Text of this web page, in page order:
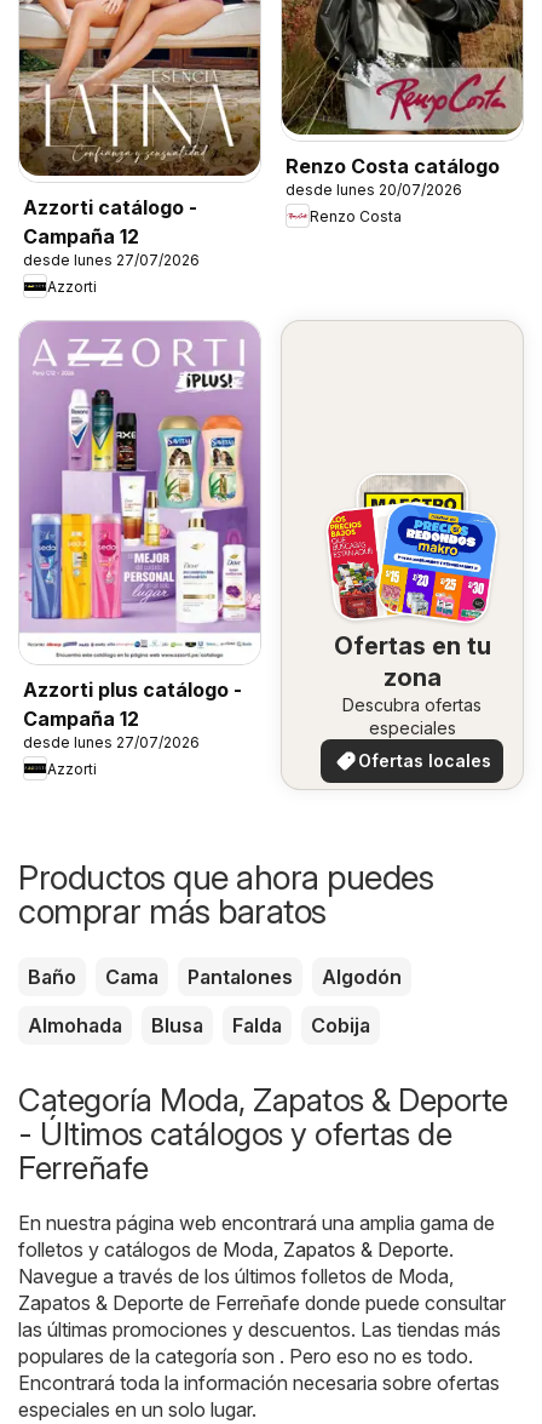
Azzorti catálogo -
Campaña 12
desde lunes 27/07/2026
Azzorti
Renzo Costa catálogo
desde lunes 20/07/2026
Renzo Costa
Azzorti plus catálogo -
Campaña 12
desde lunes 27/07/2026
Azzorti
Ofertas en tu
zona
Descubra ofertas
especiales
Ofertas locales
Productos que ahora puedes
comprar más baratos
Baño Cama Pantalones
Algodón
Almohada
Blusa Falda Cobija
Categoría Moda, Zapatos & Deporte
- Últimos catálogos y ofertas de
Ferreñafe
En nuestra página web encontrará una amplia gama de
folletos y catálogos de Moda, Zapatos & Deporte.
Navegue a través de los últimos folletos de Moda,
Zapatos & Deporte de Ferreñafe donde puede consultar
las últimas promociones y descuentos. Las tiendas más
populares de la categoría son . Pero eso no es todo.
Encontrará toda la información necesaria sobre ofertas
especiales en un solo lugar.